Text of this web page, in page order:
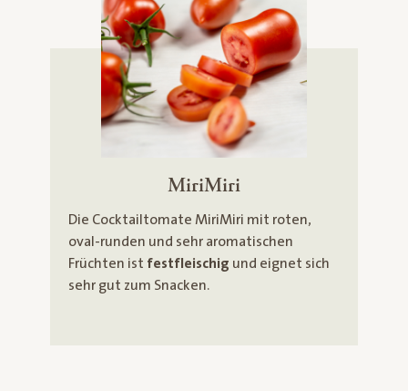
MiriMiri
Die Cocktailtomate MiriMiri mit roten,
oval-runden und sehr aromatischen
Früchten ist festfleischig und eignet sich
sehr gut zum Snacken.